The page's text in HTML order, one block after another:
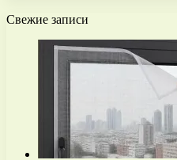
Свежие записи